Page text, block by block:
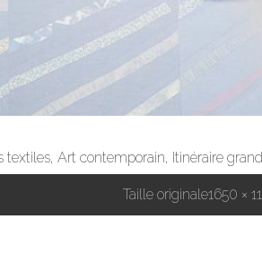
Art contemporain, Itinéraire
Taille originale1650 ×